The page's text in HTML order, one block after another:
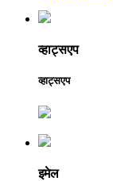
व्हाट्सएप
व्हाट्सएप
इमेल